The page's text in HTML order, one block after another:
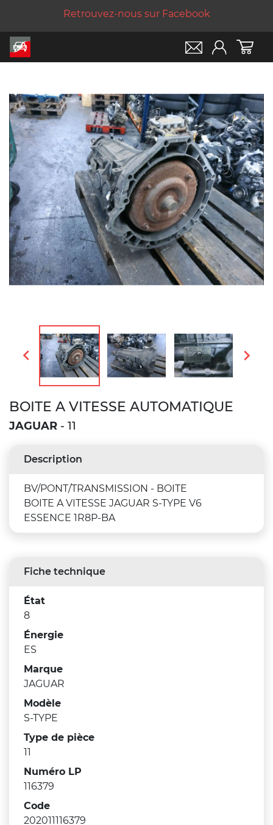
Retrouvez-nous sur Facebook
 
BOITE A VITESSE AUTOMATIQUE
JAGUAR - 11
Description
BV/PONT/TRANSMISSION - BOITE
BOITE A VITESSE JAGUAR S-TYPE V6
ESSENCE 1R8P-BA
Fiche technique
État
8
Énergie
ES
Marque
JAGUAR
Modèle
S-TYPE
Type de pièce
11
Numéro LP
116379
Code
202011116379